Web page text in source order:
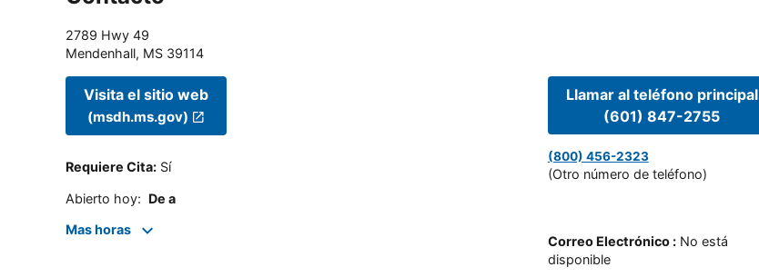
2789 Hwy 49
Mendenhall, MS 39114
Visita el sitio web
(msdh.ms.gov)
Requiere Cita: Sí
Abierto hoy: De a
Mas horas
Llamar al teléfono principal
(601) 847-2755
(800) 456-2323
(Otro número de teléfono)
Correo Electrónico: No está
disponible